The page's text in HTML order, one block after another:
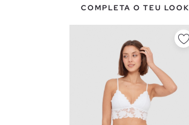
COMPLETA O TEU LOOK